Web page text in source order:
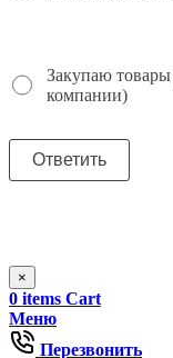
Закупаю
компании)
×
0 items Cart
Меню
Перезвонить